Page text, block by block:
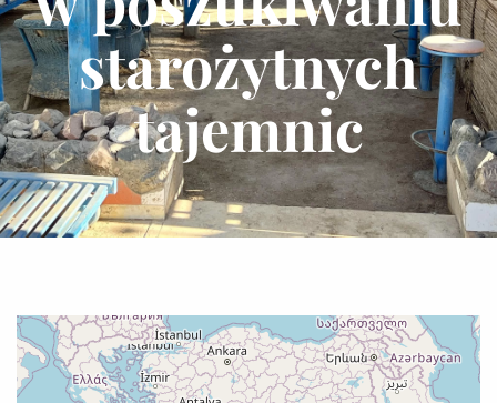
starożytnych
tajemnic